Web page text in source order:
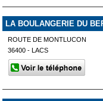
LA BOULANGERIE DU
ROUTE DE MONTLUCON
36400 - LACS